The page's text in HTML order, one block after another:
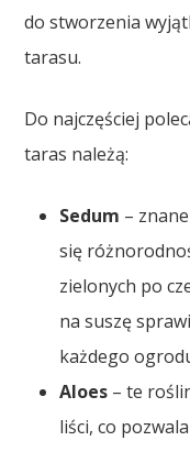
do stworzenia
tarasu.
Do najczęściej
taras należą:
Sedum –
się
zielonych po
na suszę
każdego
Aloes – te
liści, co